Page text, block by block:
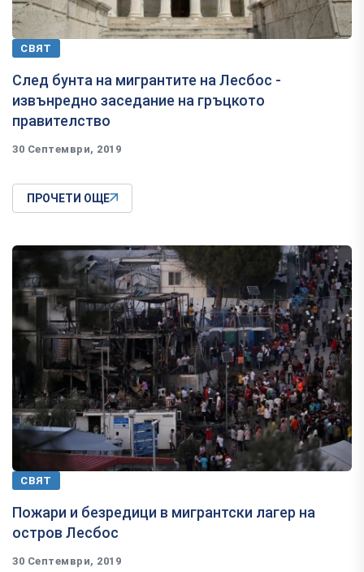
СВЯТ
След бунта на мигрантите на Лесбос -
извънредно заседание на гръцкото
правителство
30 Септември, 2019
ПРОЧЕТИ ОЩЕ
СВЯТ
Пожари и безредици в мигрантски лагер на
остров Лесбос
30 Септември, 2019